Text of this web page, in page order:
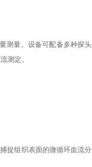
测量。设备可配备多种探头
测定。
捉组织表面的微循环血流分